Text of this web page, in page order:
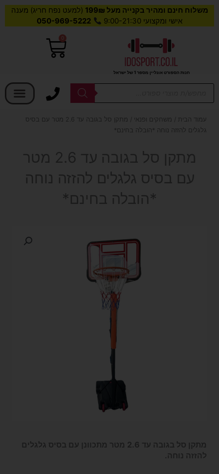
משלוח חינם ומהיר בקנייה מעל 199₪
(למעט נפח חריג) מענה
אישי ומקצועי 9:00-21:30
050-969-5222
חנות הספורט אונליין מספר 1 של ישראל
0
עגלת
Products
עמוד הבית / משחקים ופנאי
/ מתקן סל בגובה עד 2.6 מטר עם בסיס
גלגלים להזזה נוחה *הובלה בחינם*
מתקן סל בגובה עד 2.6 מטר
עם בסיס גלגלים להזזה נוחה
*הובלה בחינם*
מתקן סל בגובה עד 2.6 מטר מתכוונן עם בסיס גלגלים
להזזה נוחה.